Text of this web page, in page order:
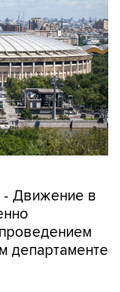
- Движение в
департаменте